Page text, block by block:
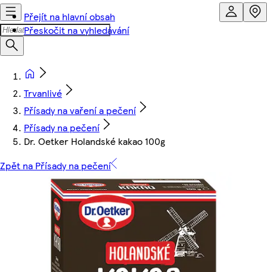
Přejít na hlavní obsah
Přeskočit na vyhledávání
Trvanlivé
Přísady na vaření a pečení
Přísady na pečení
Dr. Oetker Holandské kakao 100g
Zpět na Přísady na pečení